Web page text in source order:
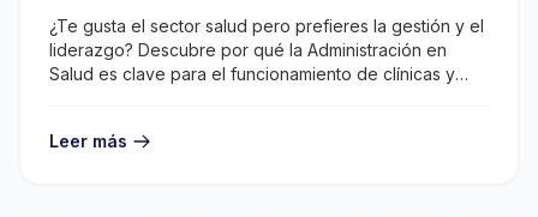
¿Te gusta el sector salud pero prefieres la gestión y el
liderazgo? Descubre por qué la Administración en
Salud es clave para el funcionamiento de clínicas y
Leer más